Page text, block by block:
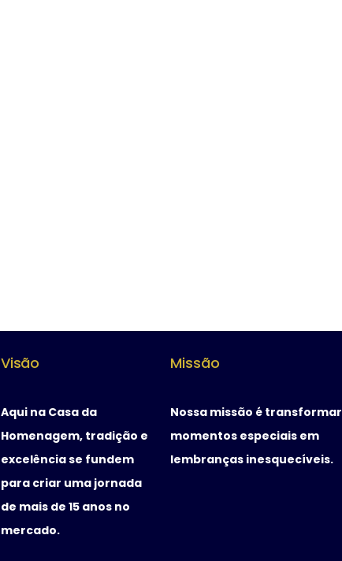
Visão
Aqui na Casa da
Homenagem, tradição e
excelência se fundem
para criar uma jornada
de mais de 15 anos no
mercado.
Missão
Nossa missão é transformar
momentos especiais em
lembranças inesquecíveis.